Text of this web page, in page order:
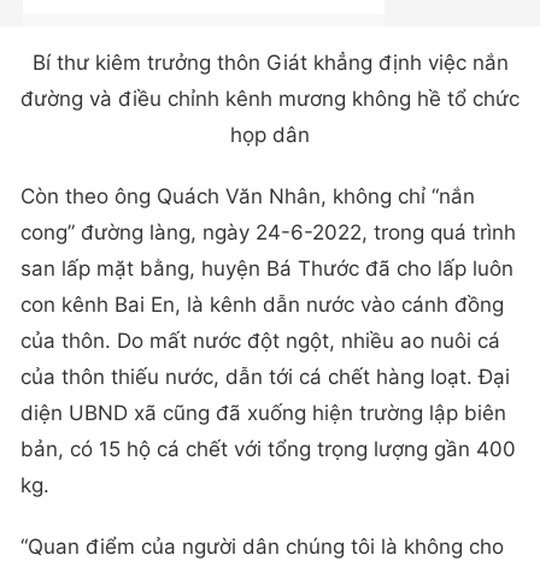
Bí thư kiêm trưởng thôn Giát khẳng định việc nắn
đường và điều chỉnh kênh mương không hề tổ chức
họp dân
Còn theo ông Quách Văn Nhân, không chỉ “nắn
cong” đường làng, ngày 24-6-2022, trong quá trình
san lấp mặt bằng, huyện Bá Thước đã cho lấp luôn
con kênh Bai En, là kênh dẫn nước vào cánh đồng
của thôn. Do mất nước đột ngột, nhiều ao nuôi cá
của thôn thiếu nước, dẫn tới cá chết hàng loạt. Đại
diện UBND xã cũng đã xuống hiện trường lập biên
bản, có 15 hộ cá chết với tổng trọng lượng gần 400
kg.
“Quan điểm của người dân chúng tôi là không cho